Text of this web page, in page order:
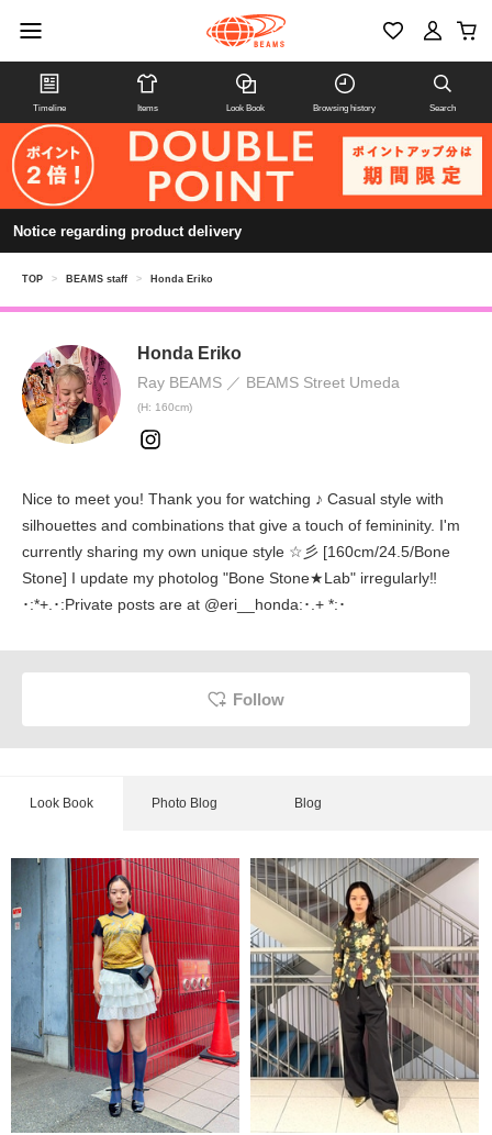
Timeline Items Look Book Browsing history Search
Notice regarding product delivery
TOP > BEAMS staff > Honda Eriko
Honda Eriko
Ray BEAMS BEAMS Street Umeda
(H: 160cm)
Nice to meet you! Thank you for watching ♪ Casual style with
silhouettes and combinations that give a touch of femininity. I'm
currently sharing my own unique style ☆彡 [160cm/24.5/Bone
Stone] I update my photolog "Bone Stone★Lab" irregularly‼︎
･:*+.･:Private posts are at @eri__honda:･.+ *:･
Follow
Look Book Photo Blog Blog